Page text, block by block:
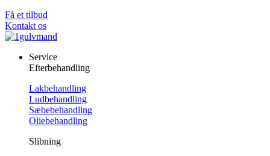
Få et tilbud
Kontakt os
Service
Efterbehandling
Lakbehandling
Ludbehandling
Sæbebehandling
Oliebehandling
Slibning